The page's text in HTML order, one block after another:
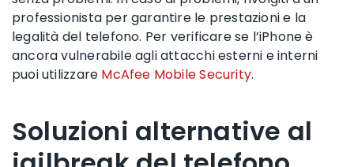
professionista per garantire le prestazioni e la
legalità del telefono. Per verificare se l’iPhone è
ancora vulnerabile agli attacchi esterni e interni
puoi utilizzare McAfee Mobile Security.
Soluzioni alternative al